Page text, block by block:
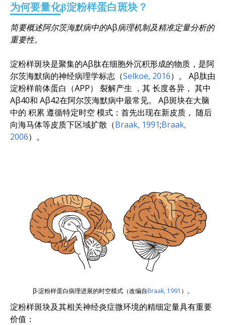
为何要量化β淀粉样蛋白斑块？
简要概述阿尔茨海默病中的Aβ病理机制及精准定量分析的
重要性。
淀粉样斑块是聚集的Aβ肽在细胞外沉积形成的物质，是阿
尔茨海默病的神经病理学标志 （Selkoe, 2016） 。
Aβ肽由
淀粉样前体蛋白（APP）
裂解产生 ，其长度各异 ， 其中
Aβ40和 Aβ42在阿尔茨海默病中最常见。
Aβ斑块在大脑
中的 积累 遵循特定时空 模式 ：首先出现在新皮质， 随后
向海马体等皮质下区域扩散 （Braak, 1991;Braak,
2006） 。
β-淀粉样蛋白病理进展的时空模式（改编自Braak, 1991 ）。
淀粉样斑块及其相关神经炎症微环境的精细定量具有重要
价值：